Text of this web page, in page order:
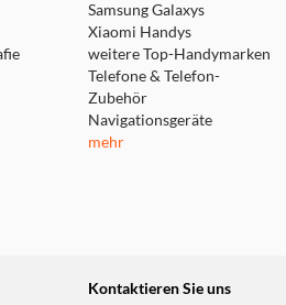
Samsung Galaxys
Xiaomi Handys
weitere Top-Handymarken
Telefone & Telefon-
Zubehör
Navigationsgeräte
mehr
Kontaktieren Sie uns